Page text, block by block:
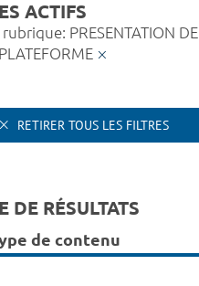
ACTIFS
rubrique: PRESENTATION DE
RETIRER TOUS LES FILTRES
DE RÉSULTATS
de contenu